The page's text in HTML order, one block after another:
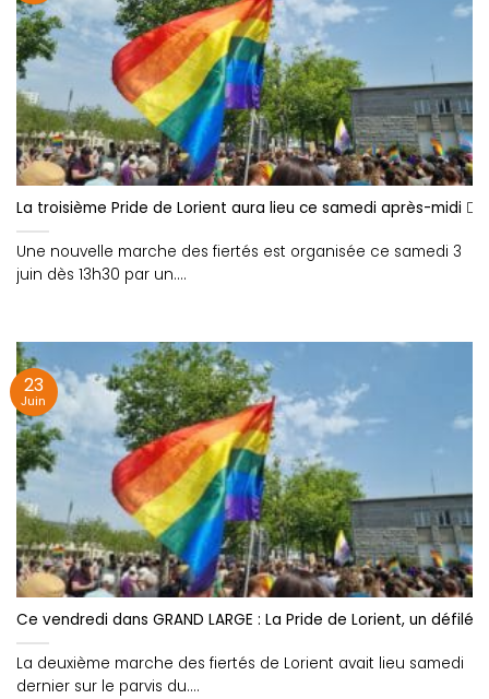
La troisième Pride de Lorient aura lieu ce samedi après-midi 🏳️‍🌈
Une nouvelle marche des fiertés est organisée ce samedi 3
juin dès 13h30 par un....
Ce vendredi dans GRAND LARGE : La Pride de Lorient, un défilé
La deuxième marche des fiertés de Lorient avait lieu samedi
dernier sur le parvis du....
23
Juin